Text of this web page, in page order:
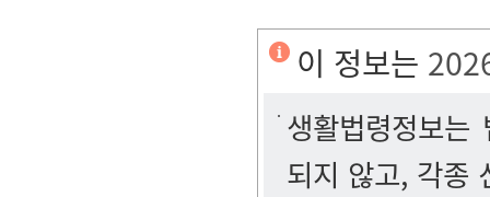
이 정보는
생활법령정보
되지 않고, 각종